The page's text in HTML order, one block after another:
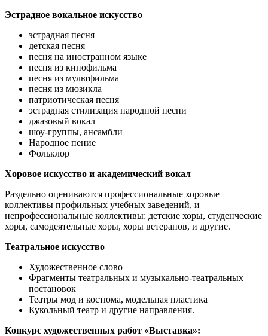
Эстрадное вокальное искусство
эстрадная песня
детская песня
песня на иностранном языке
песня из кинофильма
песня из мультфильма
песня из мюзикла
патриотическая песня
эстрадная стилизация народной песни
джазовый вокал
шоу-группы, ансамбли
Народное пение
Фольклор
Хоровое искусство и академический вокал
Раздельно оцениваются профессиональные хоровые
коллективы профильных учебных заведений, и
непрофессиональные коллективы: детские хоры, студенческие
хоры, самодеятельные хоры, хоры ветеранов, и другие.
Театральное искусство
Художественное слово
Фрагменты театральных и музыкально-театральных
постановок
Театры мод и костюма, модельная пластика
Кукольный театр и другие направления.
Конкурс художественных работ «Выставка»: